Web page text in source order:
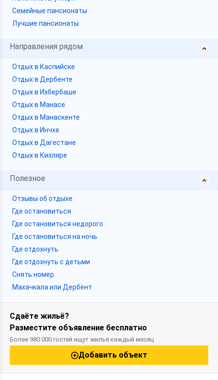
Семейные пансионаты
Лучшие пансионаты
Направления рядом
Отдых в Каспийске
Отдых в Дербенте
Отдых в Избербаше
Отдых в Манасе
Отдых в Манаскенте
Отдых в Инчхе
Отдых в Дагестане
Отдых в Кизляре
Полезное
Отзывы об отдыхе
Где остановиться
Где остановиться недорого
Где остановиться на ночь
Где отдохнуть
Где отдохнуть с детьми
Снять номер
Махачкала или Дербент
Сдаёте жильё?
Разместите объявление бесплатно
Более 980 000 гостей ищут жильё каждый месяц
Добавить объект